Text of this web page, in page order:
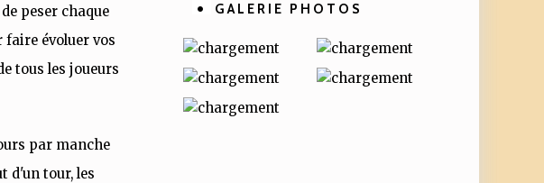
peser chaque
évoluer vos
tous les joueurs
par manche
d'un tour, les
GALERIE PHOTOS